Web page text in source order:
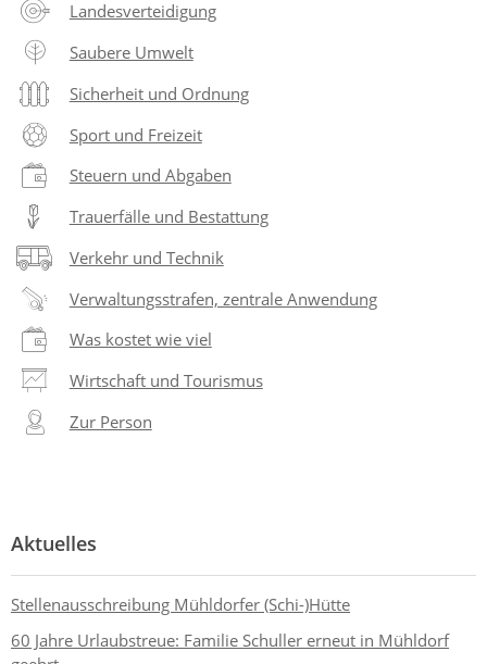
Landesverteidigung
Saubere Umwelt
Sicherheit und Ordnung
Sport und Freizeit
Steuern und Abgaben
Trauerfälle und Bestattung
Verkehr und Technik
Verwaltungsstrafen, zentrale Anwendung
Was kostet wie viel
Wirtschaft und Tourismus
Zur Person
Aktuelles
Stellenausschreibung Mühldorfer (Schi-)Hütte
60 Jahre Urlaubstreue: Familie Schuller erneut in Mühldorf